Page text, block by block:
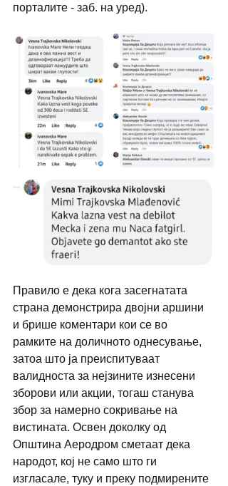
порталите - заб. на уред).
Правило е дека кога засегнатата
страна демонстрира двојни аршини
и брише коментари кои се во
рамките на доличното однесување,
затоа што ја преиспитуваат
валидноста за нејзините изнесени
зборови или акции, тогаш станува
збор за намерно сокривање на
вистината. Освен доколку од
Општина Аеродром сметаат дека
народот, кој не само што ги
изгласале, туку и преку подмирените